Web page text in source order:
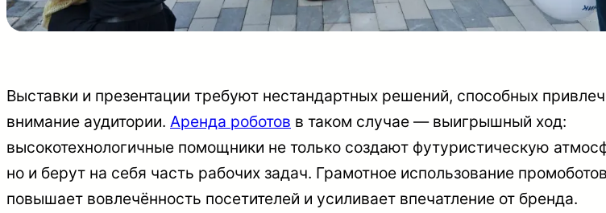
Выставки и презентации требуют нестандартных решений, способных
внимание аудитории. Аренда роботов в таком случае — выигрышный ход:
высокотехнологичные помощники не только создают футуристическую
но и берут на себя часть рабочих задач. Грамотное использование промоботов
повышает вовлечённость посетителей и усиливает впечатление от бренда.